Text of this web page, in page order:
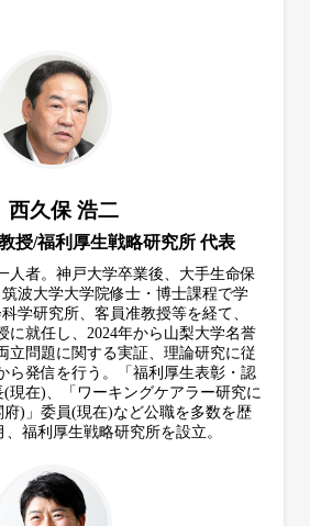
西久保 浩二
授/福利厚生戦略研究所 代表
人者。神戸大学卒業後、大手生命保
波大学大学院修士・博士課程で学
学研究所、客員准教授等を経て、
に就任し、2024年から山梨大学名誉
立問題に関する実証、理論研究に従
ら発信を行う。「福利厚生表彰・認
現在)、「ワーキングケアラー研究に
)」委員(現在)など公職を多数を歴
、福利厚生戦略研究所を設立。